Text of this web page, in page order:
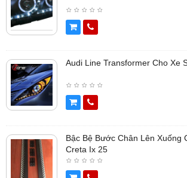
Audi Line Transformer Cho Xe
Bậc Bệ Bước Chân Lên Xuống
Creta Ix 25